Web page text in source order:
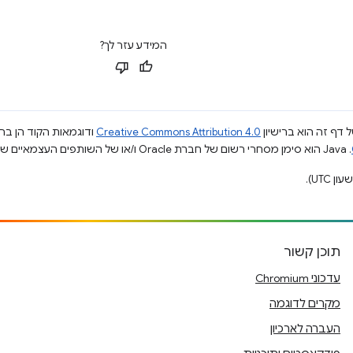
המידע עזר לך?
דף זה הוא ברישיון Creative Commons Attribution 4.0 ודוגמאות הקוד הן
.‏ Java הוא סימן מסחרי רשום של חברת Oracle ו/או של השותפים העצמאיים שלה.
תוכן קשור
עדכוני Chromium
מקרים לדוגמה
העברה לארכיון